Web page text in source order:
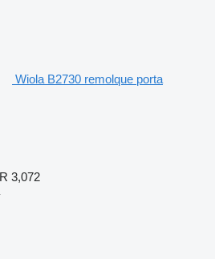
Wiola B2730 remolque porta
3,072